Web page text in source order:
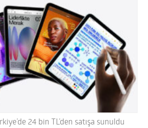
24 bin TL’den satışa sunuldu